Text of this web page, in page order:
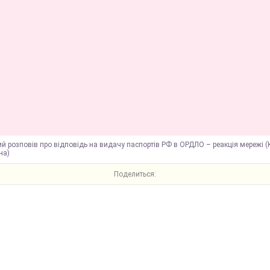
розповів про відповідь на видачу паспортів РФ в ОРДЛО – реакція мережі
Поделиться: